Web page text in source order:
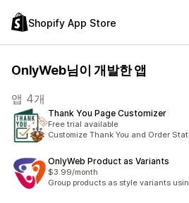
Shopify App Store
OnlyWeb님이 개발한 앱
앱 4개
Thank You Page Customizer
Free trial available
Customize Thank You and Order
OnlyWeb Product as Variants
$3.99/month
Group products as style variants